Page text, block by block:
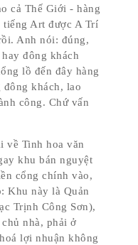
cả Thế Giới - hàng
tiếng Art được A Trí
Anh nói: đúng,
đông khách
lồ đến đây hàng
đông khách, lao
công. Chứ vấn
về Tinh hoa văn
khu bán nguyệt
cổng chính vào,
Khu này là Quản
Trịnh Công Sơn),
nhà, phải ở
lợi nhuận không